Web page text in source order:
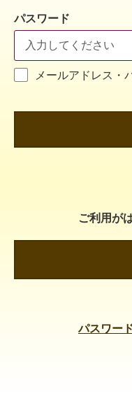
パスワード
メールアドレス・
ご利用が
パスワー